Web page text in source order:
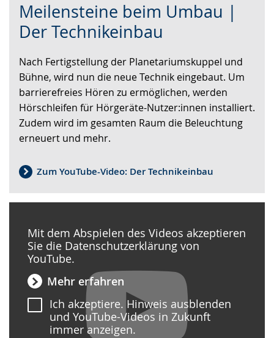
Meilensteine beim Umbau |
Der Technikeinbau
Leichten
Sprache
wechseln.
Audio-
Unterstützung.
Video
in
Deutscher
Gebärdensprache
wird
angezeigt.
Nach Fertigstellung der Planetariumskuppel und
Bühne, wird nun die neue Technik eingebaut. Um
barrierefreies Hören zu ermöglichen, werden
Hörschleifen für Hörgeräte-Nutzer:innen installiert.
Zudem wird im gesamten Raum die Beleuchtung
erneuert und mehr.
Zum YouTube-Video: Der Technikeinbau
Mit dem Abspielen des Videos akzeptieren
Sie die Datenschutzerklärung von
YouTube.
Mehr erfahren
Ich akzeptiere. Hinweis ausblenden
und YouTube-Videos in Zukunft
immer anzeigen.